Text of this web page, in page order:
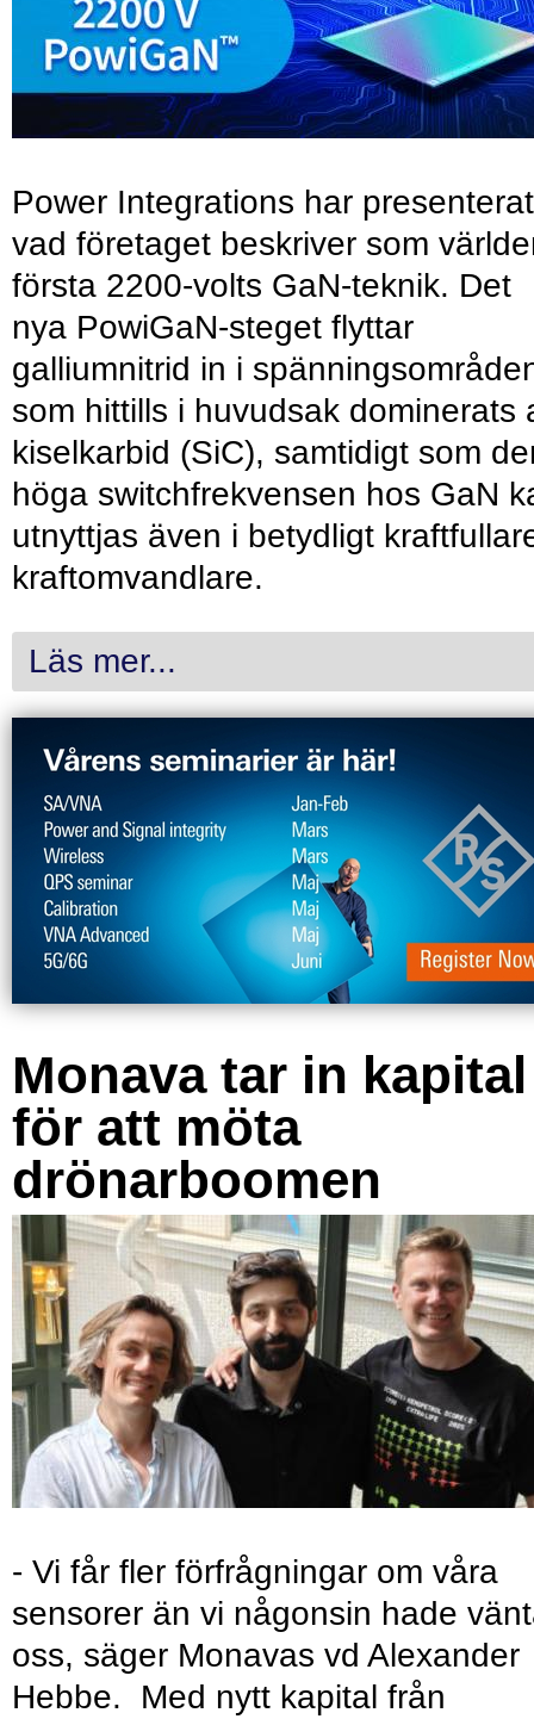
Power Integrations har presenterat
vad företaget beskriver som
första 2200-volts GaN-teknik. Det
nya PowiGaN-steget flyttar
galliumnitrid in i
som hittills i huvudsak dominerats
kiselkarbid (SiC), samtidigt som
höga switchfrekvensen hos GaN
utnyttjas även i betydligt
kraftomvandlare.
Läs mer...
Monava tar in kapital
för att möta
drönarboomen
- Vi får fler förfrågningar om våra
sensorer än vi någonsin hade
oss, säger Monavas vd Alexander
Hebbe. Med nytt kapital från